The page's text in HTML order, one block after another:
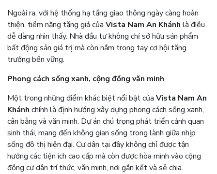
Ngoài ra, với hệ thống hạ tầng giao thông ngày càng hoàn
thiện, tiềm năng tăng giá của Vista Nam An Khánh là điều
dễ dàng nhìn thấy. Nhà đầu tư không chỉ sở hữu sản phẩm
bất động sản giá trị mà còn nắm trong tay cơ hội tăng
trưởng bền vững.
Phong cách sống xanh, cộng đồng văn minh
Một trong những điểm khác biệt nổi bật của Vista Nam An
Khánh chính là định hướng xây dựng phong cách sống xanh,
cân bằng và văn minh. Dự án chú trọng phát triển cảnh quan
sinh thái, mang đến không gian sống trong lành giữa nhịp
sống đô thị hiện đại. Cư dân tại đây không chỉ được tận
hưởng các tiện ích cao cấp mà còn được hòa mình vào cộng
đồng cư dân trí thức, văn minh, nơi gắn kết và sẻ chia.